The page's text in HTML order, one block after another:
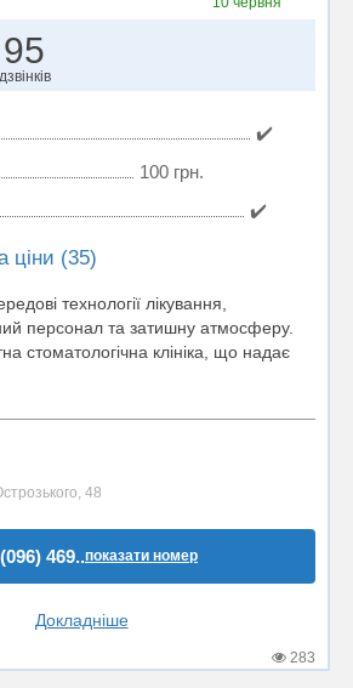
95
дзвінків
✔️
100 грн.
✔️
ціни (35)
технології лікування,
персонал та затишну атмосферу.
стоматологічна клініка, що надає
48
469..показати номер
Докладніше
283